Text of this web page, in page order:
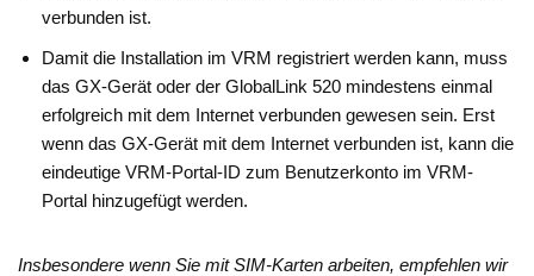
verbunden ist.
Damit die Installation im VRM registriert werden kann, muss
das GX-Gerät oder der GlobalLink 520 mindestens einmal
erfolgreich mit dem Internet verbunden gewesen sein. Erst
wenn das GX-Gerät mit dem Internet verbunden ist, kann die
eindeutige VRM-Portal-ID zum Benutzerkonto im VRM-
Portal hinzugefügt werden.
Insbesondere wenn Sie mit SIM-Karten arbeiten, empfehlen wir